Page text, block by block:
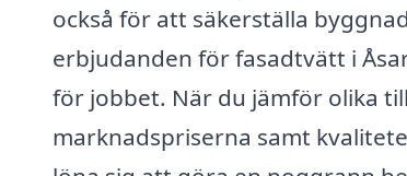
också för att säkerställa
erbjudanden för fasadtvätt i
för jobbet. När du jämför olika
marknadspriserna samt